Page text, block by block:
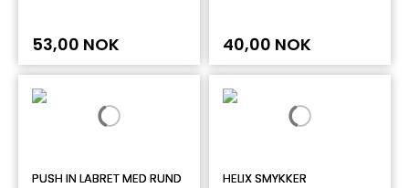
53,00 NOK 40,00 NOK
PUSH IN LABRET MED RUND
HELIX SMYKKER